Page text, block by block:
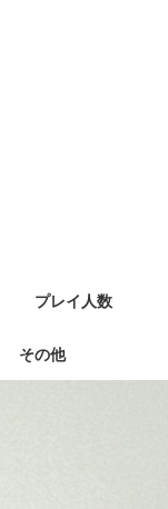
プレイ人数
その他